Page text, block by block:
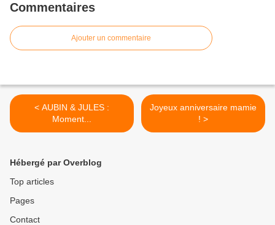
Commentaires
Ajouter un commentaire
< AUBIN & JULES :
Moment...
Joyeux anniversaire mamie
! >
Hébergé par Overblog
Top articles
Pages
Contact